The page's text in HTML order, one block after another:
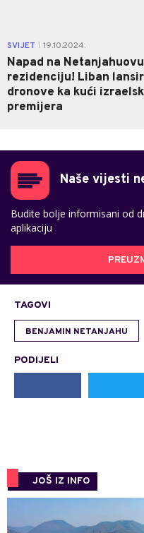
SVIJET 19.10.2024.
Napad na Netanjahuovu
rezidenciju! Liban
dronove ka kući
premijera
Naše vijesti
Budite bolje informisani od
aplikaciju
TAGOVI
BENJAMIN NETANJAHU
PODIJELI
JOŠ IZ INFO